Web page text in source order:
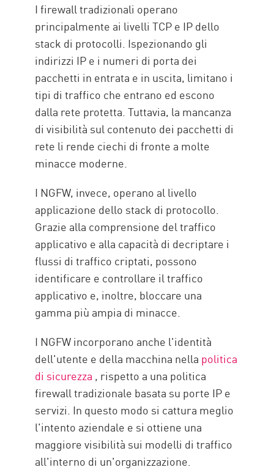
I firewall tradizionali operano
principalmente ai livelli TCP e IP dello
stack di protocolli. Ispezionando gli
indirizzi IP e i numeri di porta dei
pacchetti in entrata e in uscita, limitano i
tipi di traffico che entrano ed escono
dalla rete protetta. Tuttavia, la mancanza
di visibilità sul contenuto dei pacchetti di
rete li rende ciechi di fronte a molte
minacce moderne.
I NGFW, invece, operano al livello
applicazione dello stack di protocollo.
Grazie alla comprensione del traffico
applicativo e alla capacità di decriptare i
flussi di traffico criptati, possono
identificare e controllare il traffico
applicativo e, inoltre, bloccare una
gamma più ampia di minacce.
I NGFW incorporano anche l'identità
dell'utente e della macchina nella politica
di sicurezza , rispetto a una politica
firewall tradizionale basata su porte IP e
servizi. In questo modo si cattura meglio
l'intento aziendale e si ottiene una
maggiore visibilità sui modelli di traffico
all'interno di un'organizzazione.